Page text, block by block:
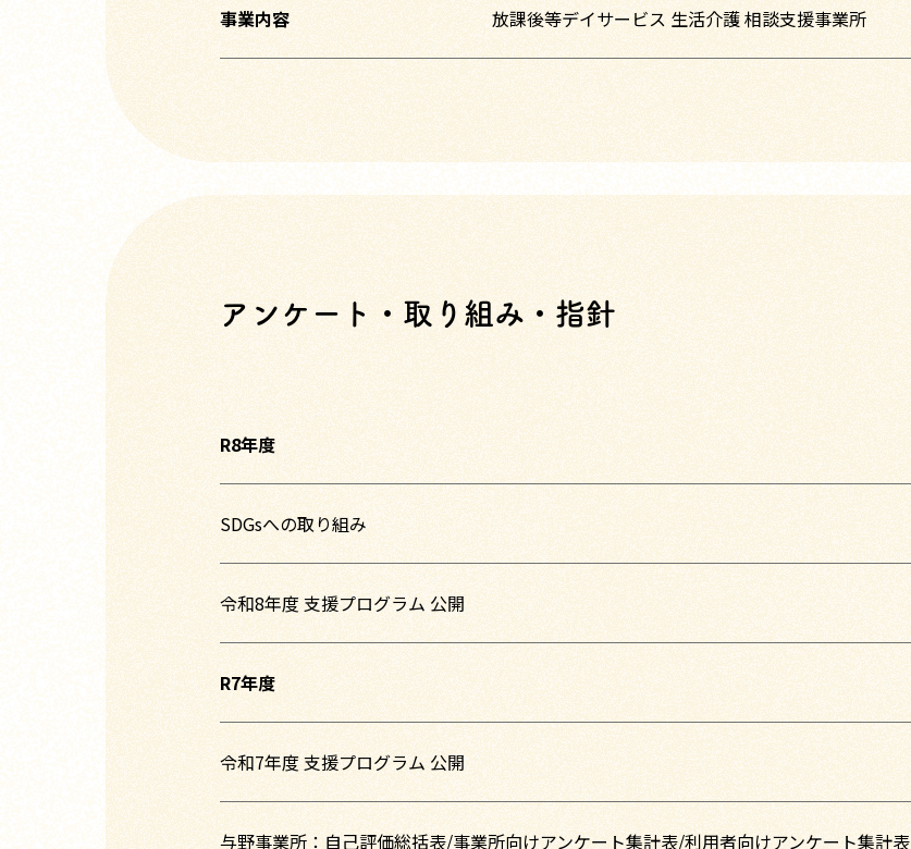
事業内容 放課後等デイサービス 生活介護 相談支援事業所
アンケート・取り組み・指針
R8年度
SDGsへの取り組み
令和8年度 支援プログラム 公開
R7年度
令和7年度 支援プログラム 公開
与野事業所： 自己評価総括表/事業所向けアンケート集計表/利用者向けアンケート集計表